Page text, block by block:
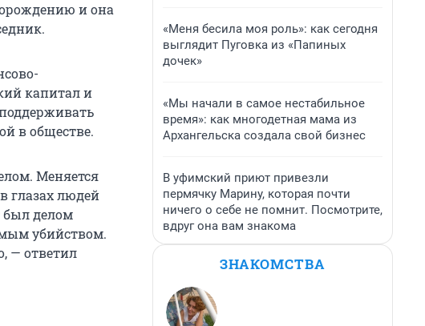
и она
капитал и
в обществе.
Меняется
глазах людей
был делом
убийством.
— ответил
«Меня бесила моя роль»: как сегодня
выглядит Пуговка из «Папиных
дочек»
«Мы начали в самое нестабильное
время»: как многодетная мама из
Архангельска создала свой бизнес
В уфимский приют привезли
пермячку Марину, которая почти
ничего о себе не помнит. Посмотрите,
вдруг она вам знакома
ЗНАКОМСТВА